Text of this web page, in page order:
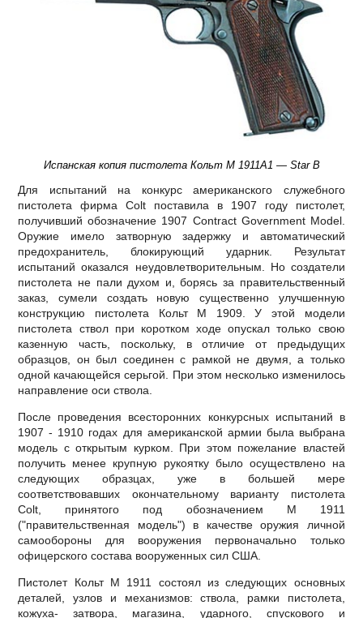
Испанская копия пистолета Кольт М 1911А1 — Star B
Для испытаний на конкурс американского служебного
пистолета фирма Colt поставила в 1907 году пистолет,
получивший обозначение 1907 Contract Government Model.
Оружие имело затворную задержку и автоматический
предохранитель, блокирующий ударник. Результат
испытаний оказался неудовлетворительным. Но создатели
пистолета не пали духом и, борясь за правительственный
заказ, сумели создать новую существенно улучшенную
конструкцию пистолета Кольт М 1909. У этой модели
пистолета ствол при коротком ходе опускал только свою
казенную часть, поскольку, в отличие от предыдущих
образцов, он был соединен с рамкой не двумя, а только
одной качающейся серьгой. При этом несколько изменилось
направление оси ствола.
После проведения всесторонних конкурсных испытаний в
1907 - 1910 годах для американской армии была выбрана
модель с открытым курком. При этом пожелание властей
получить менее крупную рукоятку было осуществлено на
следующих образцах, уже в большей мере
соответствовавших окончательному варианту пистолета
Соlt, принятого под обозначением М 1911
("правительственная модель") в качестве оружия личной
самообороны для вооружения первоначально только
офицерского состава вооруженных сил США.
Пистолет Кольт М 1911 состоял из следующих основных
деталей, узлов и механизмов: ствола, рамки пистолета,
кожуха- затвора, магазина, ударного, спускового и